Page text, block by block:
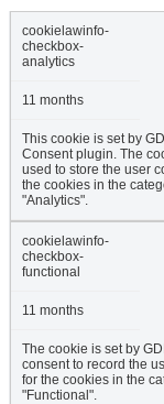
cookielawinfo-
checkbox-
analytics
11 months
This cookie is set by
Consent plugin. The
used to store the user
the cookies in the
"Analytics".
cookielawinfo-
checkbox-
functional
11 months
The cookie is set by
consent to record the
for the cookies in the
"Functional".